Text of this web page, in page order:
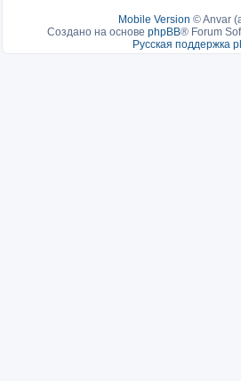
Mobile Version ©Anvar
Создано на основе phpBB® Forum
Русская поддержка